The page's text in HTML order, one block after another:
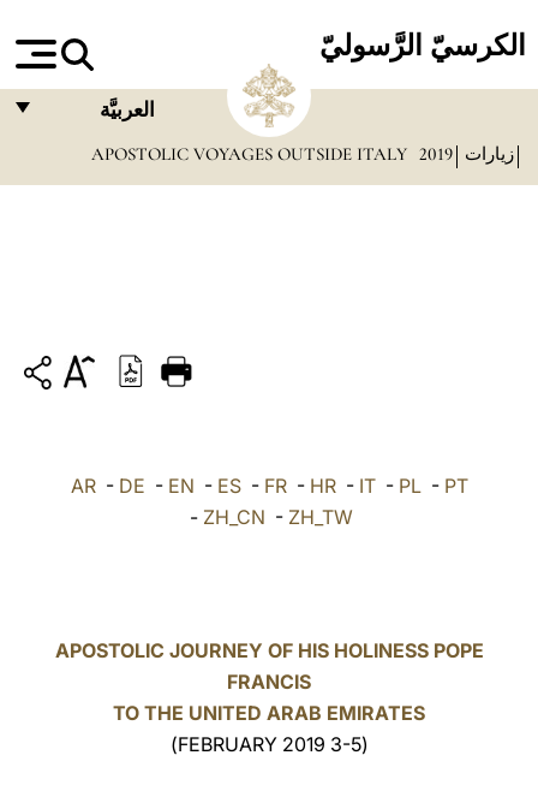
الكرسيّ الرَّسوليّ
العربيَّة
FRANÇAIS
DEUTSCH
العربيّة
زيارات 2019
APOSTOLIC VOYAGES OUTSIDE ITALY
AR- DE - EN - ES- FR- HR- IT- PL- PT
- ZH_CN - ZH_TW
APOSTOLIC JOURNEY OF HIS HOLINESS POPE
FRANCIS
TO THE UNITED ARAB EMIRATES
(3-5 FEBRUARY 2019)